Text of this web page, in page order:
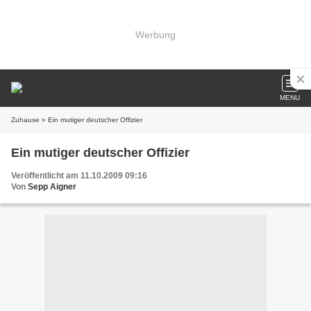
Werbung
MENU
Zuhause » Ein mutiger deutscher Offizier
Ein mutiger deutscher Offizier
Veröffentlicht am 11.10.2009 09:16
Von Sepp Aigner